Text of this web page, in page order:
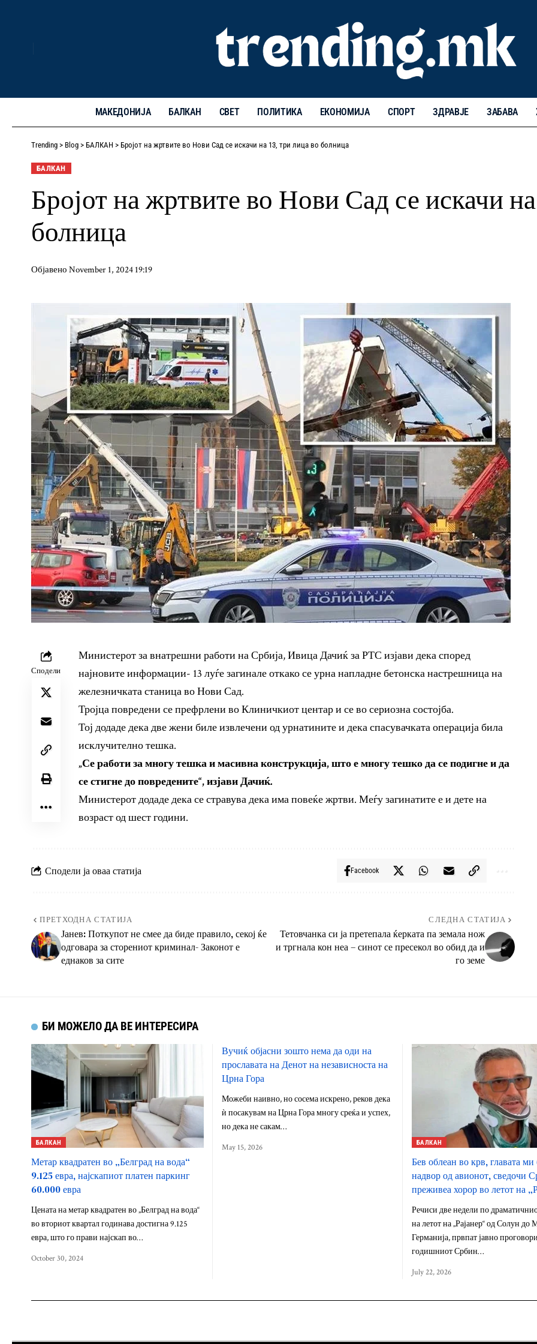
МАКЕДОНИЈА БАЛКАН СВЕТ ПОЛИТИКА ЕКОНОМИЈА СПОРТ ЗДРАВЈЕ ЗАБАВА
Trending > Blog > БАЛКАН > Бројот на жртвите во Нови Сад се искачи на 13, три лица во болница
БАЛКАН
Бројот на жртвите во Нови Сад се искачи
болница
Објавено November 1, 2024 19:19
Сподели
Министерот за внатрешни работи на Србија, Ивица Дачиќ за РТС изјави дека според
најновите информации- 13 луѓе загинале откако се урна напладне бетонска настрешница на
железничката станица во Нови Сад.
Тројца повредени се префрлени во Клиничкиот центар и се во сериозна состојба.
Тој додаде дека две жени биле извлечени од урнатините и дека спасувачката операција била
исклучително тешка.
„Се работи за многу тешка и масивна конструкција, што е многу тешко да се подигне и да
се стигне до повредените“, изјави Дачиќ.
Министерот додаде дека се стравува дека има повеќе жртви. Меѓу загинатите е и дете на
возраст од шест години.
Сподели ја оваа статија Facebook
ПРЕТХОДНА СТАТИЈА
Јанев: Поткупот не смее да биде правило, секој ќе
одговара за сторениот криминал- Законот е
еднаков за сите
СЛЕДНА СТАТИЈА
Тетовчанка си ја претепала ќерката па земала нож
и тргнала кон неа – синот се пресекол во обид да и
го земе
БИ МОЖЕЛО ДА ВЕ ИНТЕРЕСИРА
БАЛКАН
Метар квадратен во „Белград на вода“
9.125 евра, најскапиот платен паркинг
60.000 евра
Цената на метар квадратен во „Белград на вода“
во вториот квартал годинава достигна 9.125
евра, што го прави најскап во…
October 30, 2024
Вучиќ објасни зошто нема да оди на
прославата на Денот на независноста на
Црна Гора
Можеби наивно, но сосема искрено, реков дека
ѝ посакувам на Црна Гора многу среќа и успех,
но дека не сакам…
May 15, 2026
БАЛКАН
Бев облеан во крв, главата
надвор од авионот, сведочи
преживеа хорор во летот на
Речиси две недели по
на летот на „Рајанер“ од Солун до
Германија, првпат јавно
годишниот Србин…
July 22, 2026